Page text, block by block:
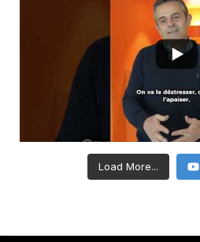
Load More...